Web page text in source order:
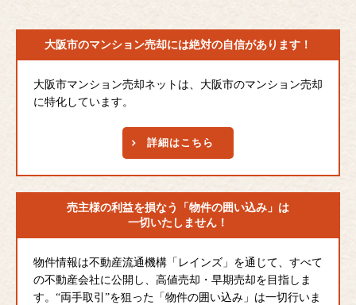
大阪市のマンション売却には絶対の自信があります！
大阪市マンション売却ネットは、大阪市のマンション売却
に特化しています。
詳細はこちら
売主様の利益を損なう
「物件の囲い込み」は
一切いたしません！
物件情報は不動産流通機構「レインズ」を通じて、すべて
の不動産会社に公開し、高値売却・早期売却を目指しま
す。“両手取引”を狙った「物件の囲い込み」は一切行いま